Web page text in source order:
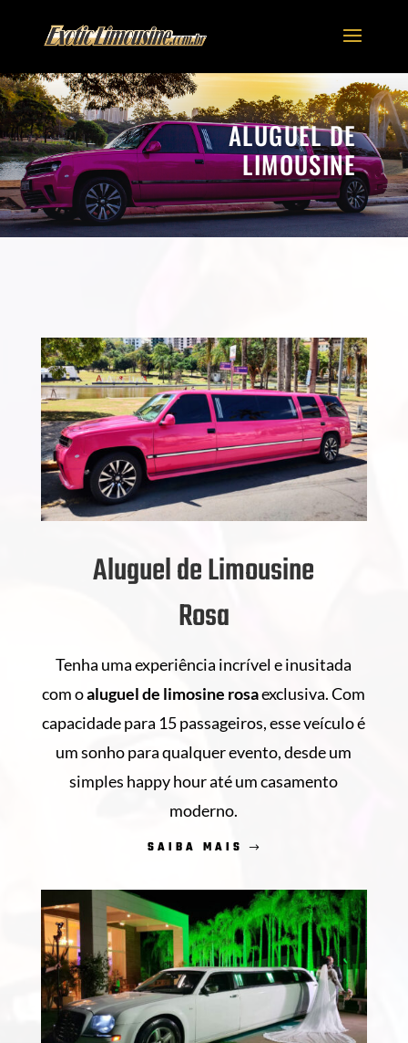
ALUGUEL DE
LIMOUSINE
Aluguel de Limousine
Rosa
Tenha uma experiência incrível e inusitada
com oaluguel de limosine rosaexclusiva. Com
capacidade para 15 passageiros, esse veículo é
um sonho para qualquer evento, desde um
simples happy hour até um casamento
moderno.
SAIBA MAIS